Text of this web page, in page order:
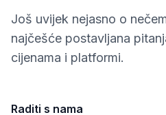
Još uvijek nejasno o
najčešće postavljana
cijenama i platformi.
Raditi s nama